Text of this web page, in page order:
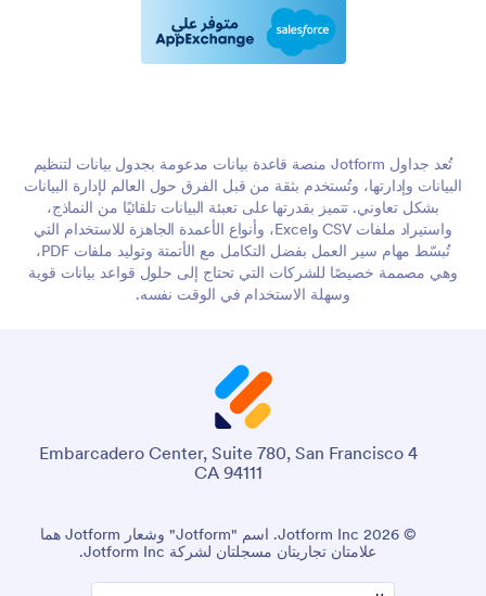
تُعد جداول Jotform منصة قاعدة بيانات مدعومة بجدول بيانات لتنظيم
البيانات وإدارتها، وتُستخدم بثقة من قبل الفرق حول العالم لإدارة البيانات
بشكل تعاوني. تتميز بقدرتها على تعبئة البيانات تلقائيًا من النماذج،
واستيراد ملفات CSV وExcel، وأنواع الأعمدة الجاهزة للاستخدام التي
تُبسّط مهام سير العمل بفضل التكامل مع الأتمتة وتوليد ملفات PDF،
وهي مصممة خصيصًا للشركات التي تحتاج إلى حلول قواعد بيانات قوية
وسهلة الاستخدام في الوقت نفسه.
4 Embarcadero Center, Suite 780, San Francisco
CA 94111
© 2026 Jotform Inc. اسم "Jotform" وشعار Jotform هما
علامتان تجاريتان مسجلتان لشركة Jotform Inc.